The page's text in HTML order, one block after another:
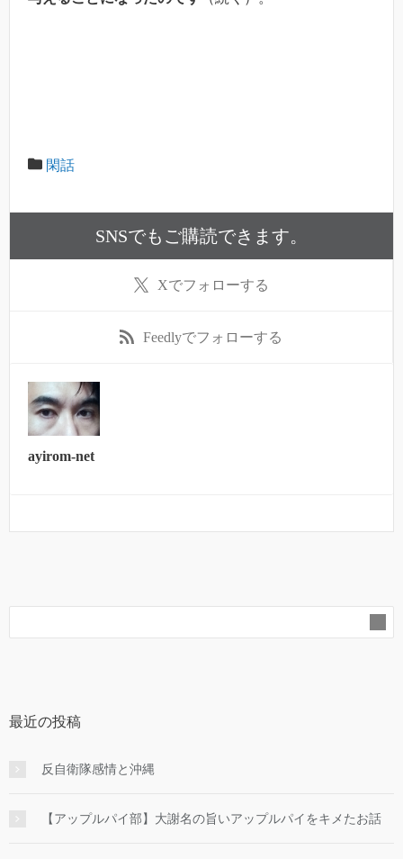
閑話
SNSでもご購読できます。
Xでフォローする
Feedlyでフォローする
ayirom-net
最近の投稿
反自衛隊感情と沖縄
【アップルパイ部】大謝名の旨いアップルパイをキメたお話